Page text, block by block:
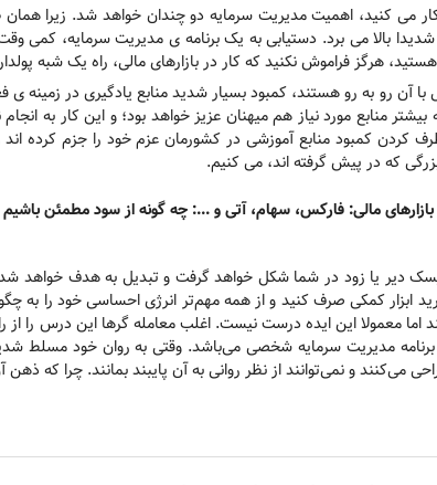
می کنید، اهمیت مدیریت سرمایه دو چندان خواهد شد. زیرا
بالا می برد. دستیابی به یک برنامه ی مدیریت سرمایه، کمی
هرگز فراموش نکنید که کار در بازارهای مالی، راه یک شبه
با آن رو به رو هستند، کمبود بسیار شدید منابع یادگیری در
منابع مورد نیاز هم میهنان عزیز خواهد بود؛ و این کار به
کردن کمبود منابع آموزشی در کشورمان عزم خود را جزم کرده
که در پیش گرفته اند، می کنیم.
مالی: فارکس، سهام، آتی و ...: چه گونه از سود مطمئن
ریسک دیر یا زود در شما شکل خواهد گرفت و تبدیل به هدف
خرید ابزار کمکی صرف کنید و از همه مهم‌تر انرژی احساسی خود را
اما معمولا این ایده درست نیست. اغلب معامله گرها این درس را
مدیریت سرمایه شخصی می‌باشد. وقتی به روان خود مسلط
می‌کنند و نمی‌توانند از نظر روانی به آن پایبند بمانند. چرا که